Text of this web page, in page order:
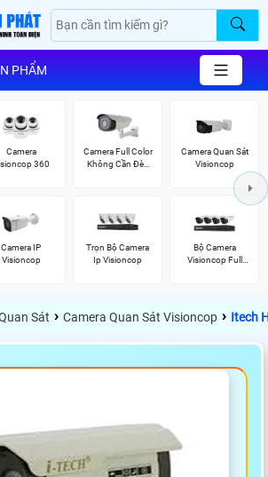
PHẨM
Camera
360
Camera Full Color
Không Cần Đèn
Camera Quan Sát
Visioncop
Camera IP
Visioncop
Trọn Bộ Camera
Ip Visioncop
Bộ Camera
Visioncop Full
Sát › Camera Quan Sát Visioncop › Itech